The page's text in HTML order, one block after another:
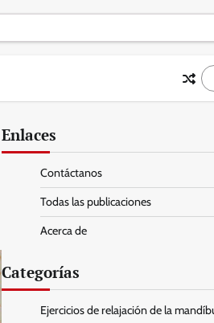
Enlaces
Contáctanos
Todas las publicaciones
Acerca de
Categorías
Ejercicios de relajación de la